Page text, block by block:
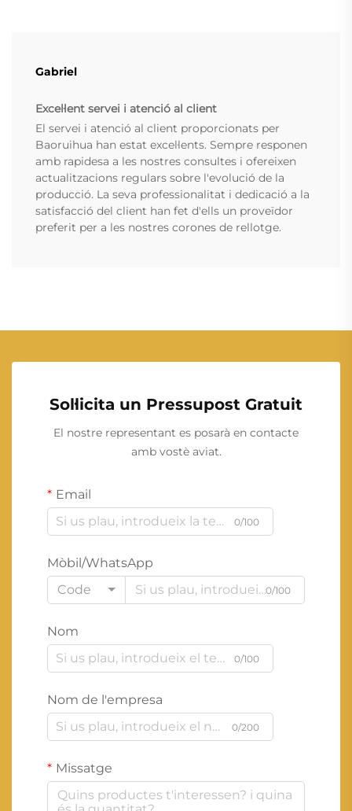
Gabriel
Excel·lent servei i atenció al client
El servei i atenció al client proporcionats per
Baoruihua han estat excel·lents. Sempre responen
amb rapidesa a les nostres consultes i ofereixen
actualitzacions regulars sobre l'evolució de la
producció. La seva professionalitat i dedicació a la
satisfacció del client han fet d'ells un proveïdor
preferit per a les nostres corones de rellotge.
Sol·licita un Pressupost Gratuit
El nostre representant es posarà en contacte
amb vostè aviat.
Email
0/100
Mòbil/WhatsApp
Code
0/100
Nom
0/100
Nom de l'empresa
0/200
Missatge